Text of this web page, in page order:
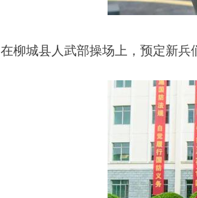
在柳城县人武部操场上，预定新兵